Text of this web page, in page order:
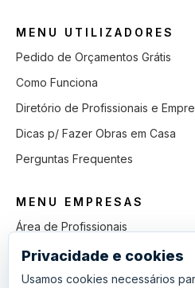
MENU UTILIZADORES
Pedido de Orçamentos Grátis
Como Funciona
Diretório de Profissionais e
Dicas p/ Fazer Obras em Casa
Perguntas Frequentes
MENU EMPRESAS
Área de Profissionais
Como Funciona
Lista de Pedidos em Aberto
Privacidade e cookies
Usamos cookies necessários